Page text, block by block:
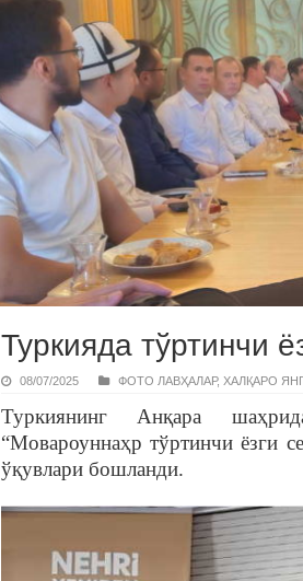
Туркияда тўртинчи
08/07/2025 ФОТО ЛАВҲАЛАР, ХАЛҚАРО
Туркиянинг Анқара
“Мовароуннаҳр тўртинчи ёзги
ўқувлари бошланди.